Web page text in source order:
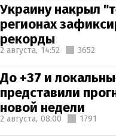
Украину накрыл
регионах
рекорды
2 августа, 14:52 3652
До +37 и
представили
новой недели
2 августа, 08:00 1791